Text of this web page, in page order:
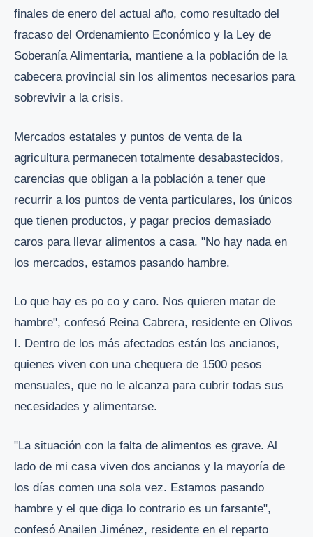
finales de enero del actual año, como resultado del
fracaso del Ordenamiento Económico y la Ley de
Soberanía Alimentaria, mantiene a la población de la
cabecera provincial sin los alimentos necesarios para
sobrevivir a la crisis.
Mercados estatales y puntos de venta de la
agricultura permanecen totalmente desabastecidos,
carencias que obligan a la población a tener que
recurrir a los puntos de venta particulares, los únicos
que tienen productos, y pagar precios demasiado
caros para llevar alimentos a casa. "No hay nada en
los mercados, estamos pasando hambre.
Lo que hay es po co y caro. Nos quieren matar de
hambre", confesó Reina Cabrera, residente en Olivos
I. Dentro de los más afectados están los ancianos,
quienes viven con una chequera de 1500 pesos
mensuales, que no le alcanza para cubrir todas sus
necesidades y alimentarse.
"La situación con la falta de alimentos es grave. Al
lado de mi casa viven dos ancianos y la mayoría de
los días comen una sola vez. Estamos pasando
hambre y el que diga lo contrario es un farsante",
confesó Anailen Jiménez, residente en el reparto